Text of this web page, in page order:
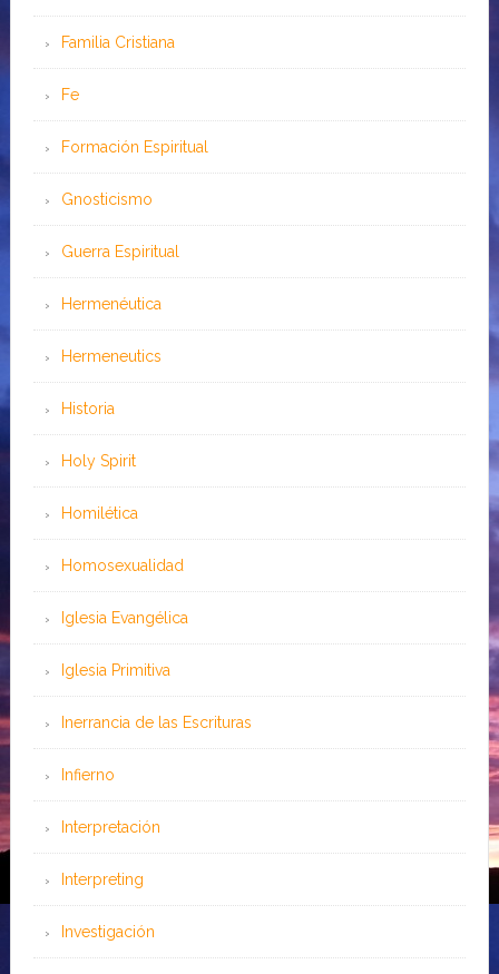
Familia Cristiana
Fe
Formación Espiritual
Gnosticismo
Guerra Espiritual
Hermenéutica
Hermeneutics
Historia
Holy Spirit
Homilética
Homosexualidad
Iglesia Evangélica
Iglesia Primitiva
Inerrancia de las Escrituras
Infierno
Interpretación
Interpreting
Investigación